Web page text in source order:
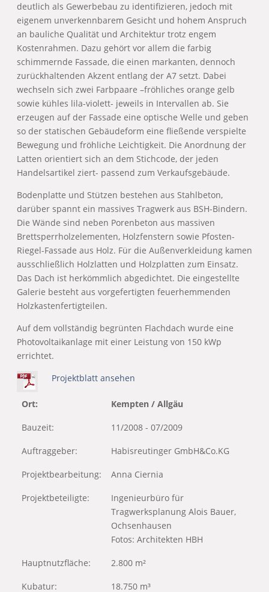
deutlich als Gewerbebau zu identifizieren, jedoch mit
eigenem unverkennbarem Gesicht und hohem Anspruch
an bauliche Qualität und Architektur trotz engem
Kostenrahmen. Dazu gehört vor allem die farbig
schimmernde Fassade, die einen markanten, dennoch
zurückhaltenden Akzent entlang der A7 setzt. Dabei
wechseln sich zwei Farbpaare –fröhliches orange gelb
sowie kühles lila-violett- jeweils in Intervallen ab. Sie
erzeugen auf der Fassade eine optische Welle und geben
so der statischen Gebäudeform eine fließende verspielte
Bewegung und fröhliche Leichtigkeit. Die Anordnung der
Latten orientiert sich an dem Stichcode, der jeden
Handelsartikel ziert- passend zum Verkaufsgebäude.
Bodenplatte und Stützen bestehen aus Stahlbeton,
darüber spannt ein massives Tragwerk aus BSH-Bindern.
Die Wände sind neben Porenbeton aus massiven
Brettsperrholzelementen, Holzfenstern sowie Pfosten-
Riegel-Fassade aus Holz. Für die Außenverkleidung kamen
ausschließlich Holzlatten und Holzplatten zum Einsatz.
Das Dach ist herkömmlich abgedichtet. Die eingestellte
Galerie besteht aus vorgefertigten feuerhemmenden
Holzkastenfertigteilen.
Auf dem vollständig begrünten Flachdach wurde eine
Photovoltaikanlage mit einer Leistung von 150 kWp
errichtet.
Projektblatt ansehen
Ort: Kempten / Allgäu
Bauzeit: 11/2008 - 07/2009
Auftraggeber: Habisreutinger GmbH&Co.KG
Projektbearbeitung: Anna Ciernia
Projektbeteiligte:
Ingenieurbüro für
Tragwerksplanung Alois Bauer,
Ochsenhausen
Fotos: Architekten HBH
Hauptnutzfläche: 2.800 m²
Kubatur: 18.750 m³